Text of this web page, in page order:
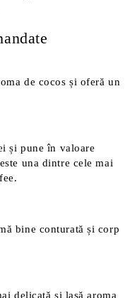
de cocos și oferă un
și pune în valoare
una dintre cele mai
bine conturată și corp
delicată și lasă aroma